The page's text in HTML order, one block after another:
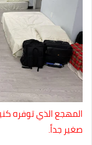
صغير جداً.